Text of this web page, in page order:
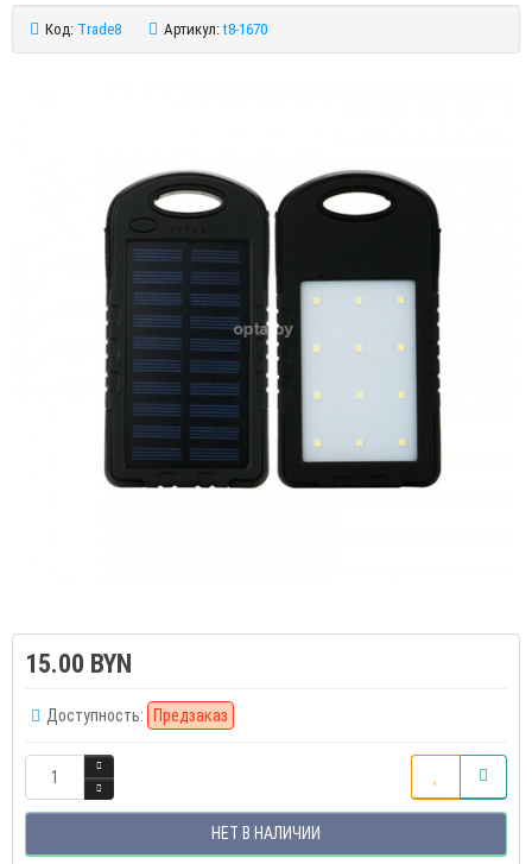
Код: Trade8 Артикул: t8-1670
15.00 BYN
Доступность: Предзаказ
НЕТ В НАЛИЧИИ